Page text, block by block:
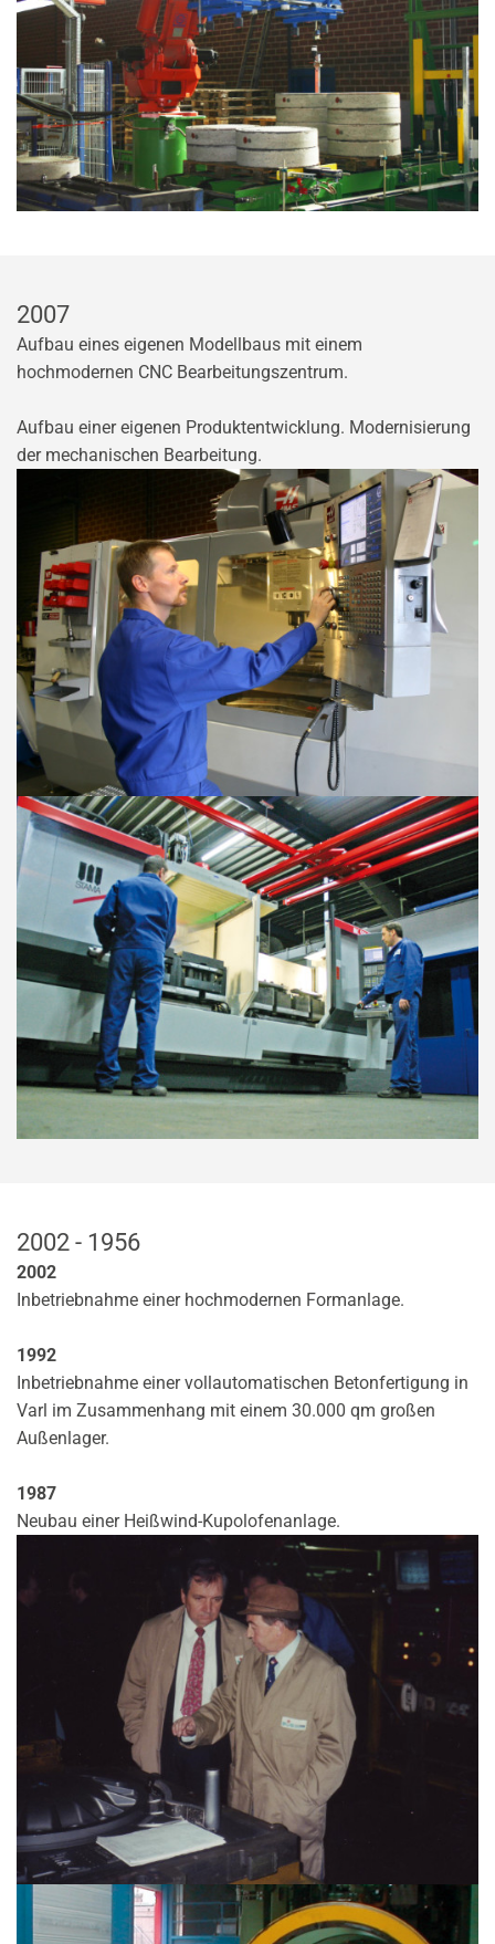
2007
Aufbau eines eigenen Modellbaus mit einem
hochmodernen CNC Bearbeitungszentrum.
Aufbau einer eigenen Produktentwicklung. Modernisierung
der mechanischen Bearbeitung.
2002 - 1956
2002
Inbetriebnahme einer hochmodernen Formanlage.
1992
Inbetriebnahme einer vollautomatischen Betonfertigung in
Varl im Zusammenhang mit einem 30.000 qm großen
Außenlager.
1987
Neubau einer Heißwind-Kupolofenanlage.